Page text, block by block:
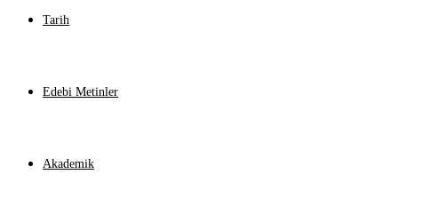
Tarih
Edebi Metinler
Akademik